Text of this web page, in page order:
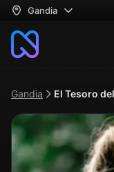
Gandia
Gandia El Tesoro